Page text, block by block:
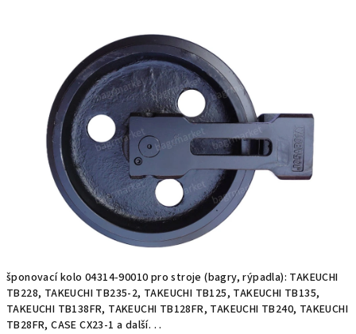
šponovací kolo 04314-90010 pro stroje (bagry, rýpadla): TAKEUCHI
TB228, TAKEUCHI TB235-2, TAKEUCHI TB125, TAKEUCHI TB135,
TAKEUCHI TB138FR, TAKEUCHI TB128FR, TAKEUCHI TB240, TAKEUCHI
TB28FR, CASE CX23-1 a další. . .